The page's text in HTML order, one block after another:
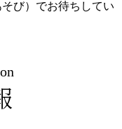
び）でお待ちしてい